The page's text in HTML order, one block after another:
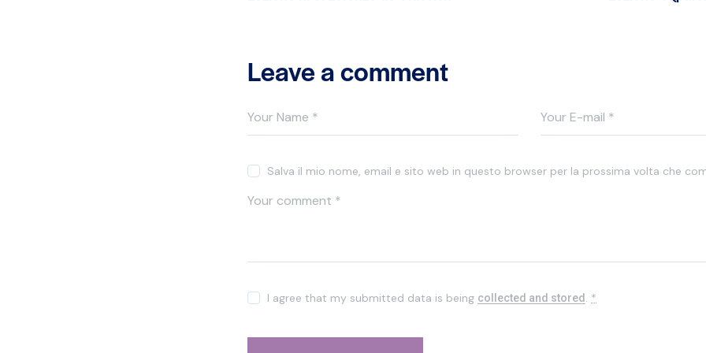
Leave a comment
Salva il mio nome, email e sito web in questo browser per la prossima volta che
I agree that my submitted data is being collected and stored . *